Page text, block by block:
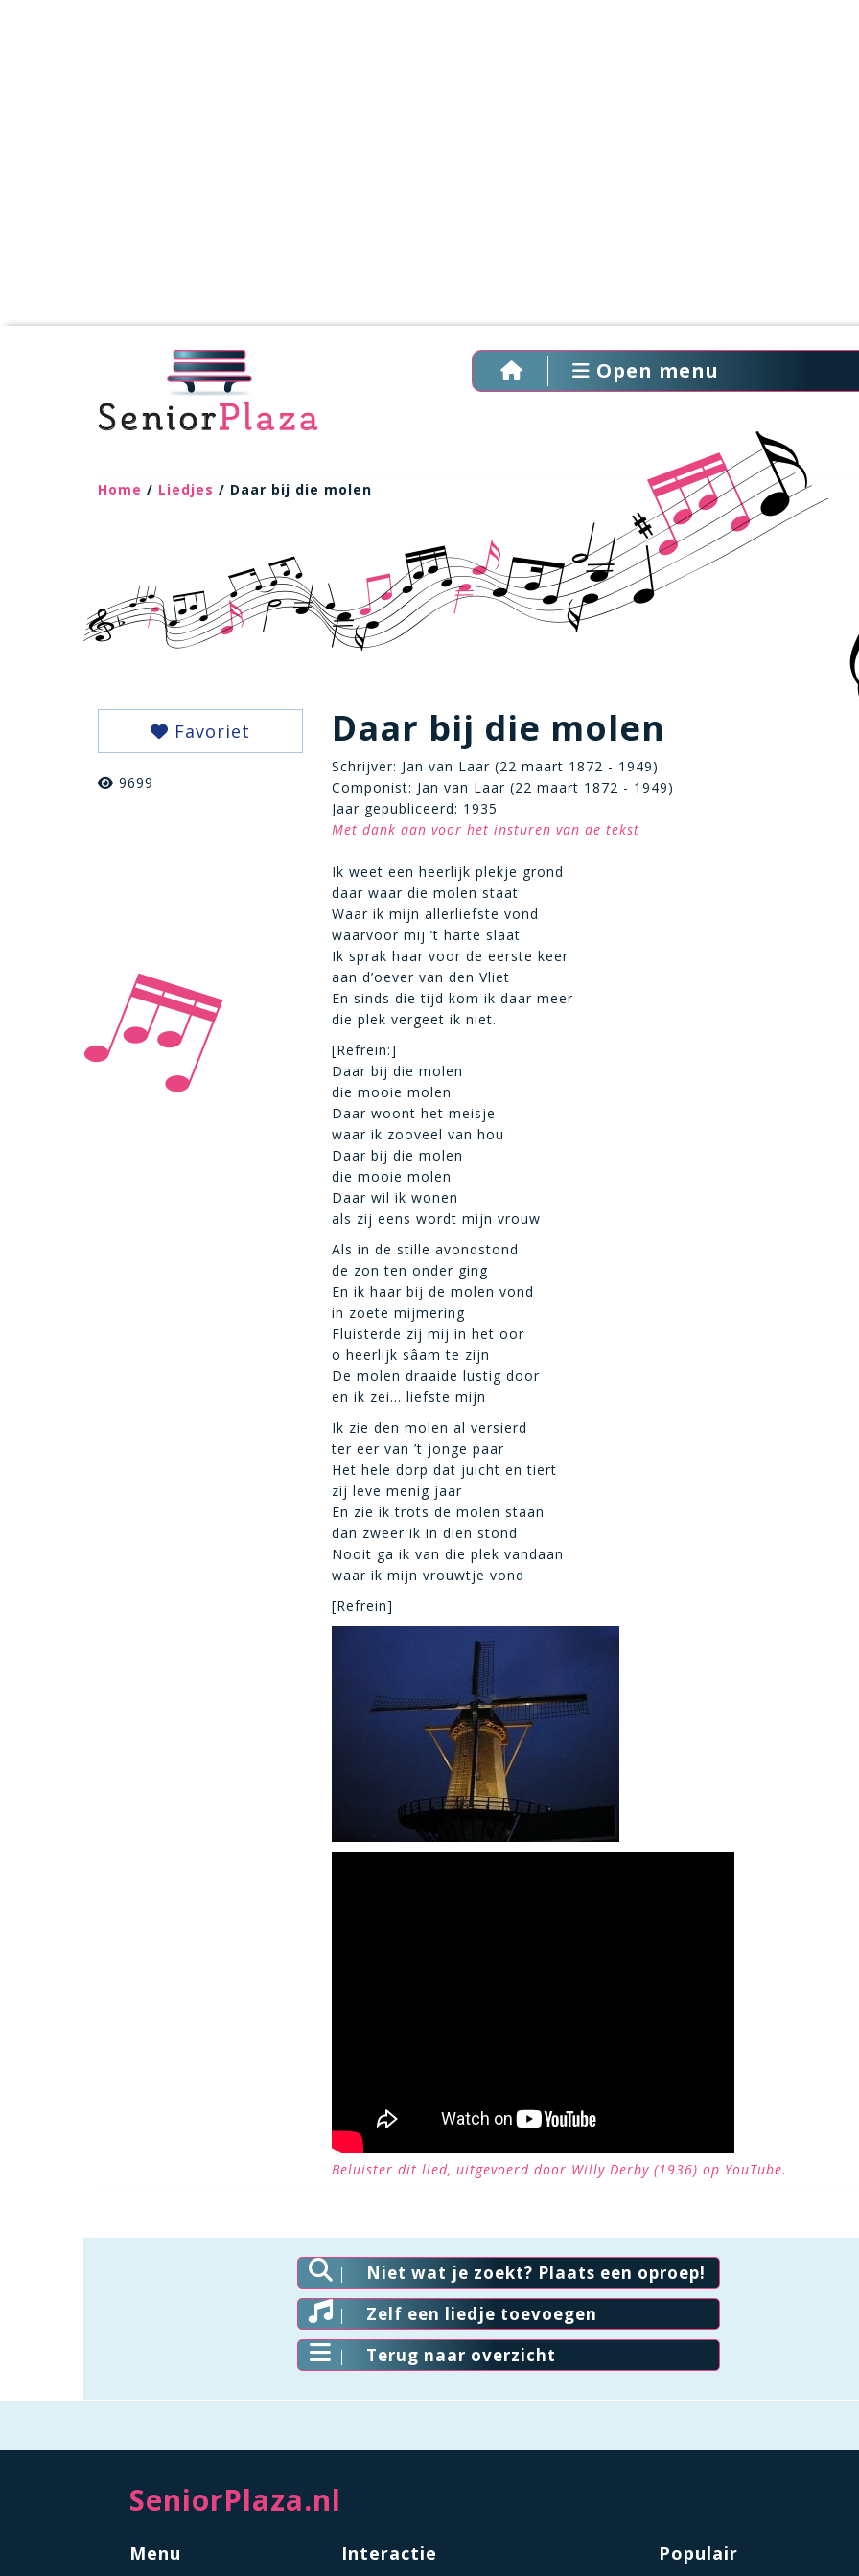
Open menu
Home / Liedjes / Daar bij die molen
Favoriet
9699
Daar bij die molen
Schrijver: Jan van Laar (22 maart 1872 - 1949)
Componist: Jan van Laar (22 maart 1872 - 1949)
Jaar gepubliceerd: 1935
Met dank aan voor het insturen van de tekst
Ik weet een heerlijk plekje grond
daar waar die molen staat
Waar ik mijn allerliefste vond
waarvoor mij ’t harte slaat
Ik sprak haar voor de eerste keer
aan d’oever van den Vliet
En sinds die tijd kom ik daar meer
die plek vergeet ik niet.
[Refrein:]
Daar bij die molen
die mooie molen
Daar woont het meisje
waar ik zooveel van hou
Daar bij die molen
die mooie molen
Daar wil ik wonen
als zij eens wordt mijn vrouw
Als in de stille avondstond
de zon ten onder ging
En ik haar bij de molen vond
in zoete mijmering
Fluisterde zij mij in het oor
o heerlijk sâam te zijn
De molen draaide lustig door
en ik zei… liefste mijn
Ik zie den molen al versierd
ter eer van ’t jonge paar
Het hele dorp dat juicht en tiert
zij leve menig jaar
En zie ik trots de molen staan
dan zweer ik in dien stond
Nooit ga ik van die plek vandaan
waar ik mijn vrouwtje vond
[Refrein]
Beluister dit lied, uitgevoerd door Willy Derby (1936) op YouTube.
Niet wat je zoekt? Plaats een oproep!
Zelf een liedje toevoegen
Terug naar overzicht
SeniorPlaza.nl
Menu Interactie Populair